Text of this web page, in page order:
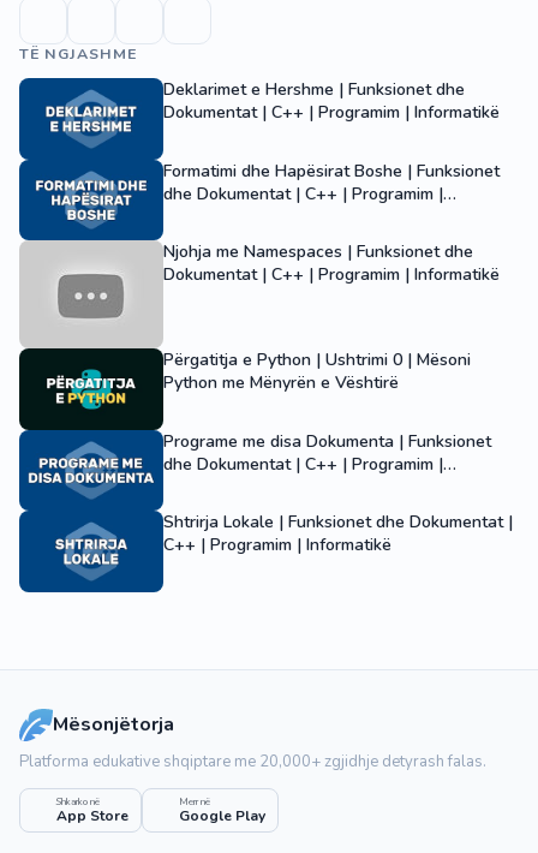
TË NGJASHME
Deklarimet e Hershme | Funksionet dhe
Dokumentat | C++ | Programim | Informatikë
Formatimi dhe Hapësirat Boshe | Funksionet
dhe Dokumentat | C++ | Programim |
Njohja me Namespaces | Funksionet dhe
Dokumentat | C++ | Programim | Informatikë
Përgatitja e Python | Ushtrimi 0 | Mësoni
Python me Mënyrën e Vështirë
Programe me disa Dokumenta | Funksionet
dhe Dokumentat | C++ | Programim |
Shtrirja Lokale | Funksionet dhe Dokumentat |
C++ | Programim | Informatikë
Mësonjëtorja
Platforma edukative shqiptare me 20,000+ zgjidhje detyrash falas.
Shkarko në
App Store
Merr në
Google Play